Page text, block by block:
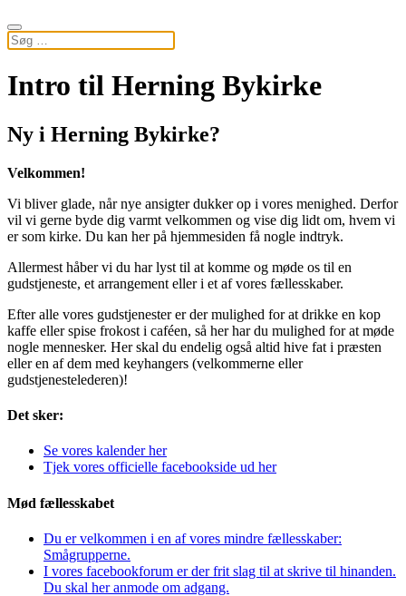
Intro til Herning Bykirke
Ny i Herning Bykirke?
Velkommen!
Vi bliver glade, når nye ansigter dukker op i vores menighed. Derfor
vil vi gerne byde dig varmt velkommen og vise dig lidt om, hvem vi
er som kirke. Du kan her på hjemmesiden få nogle indtryk.
Allermest håber vi du har lyst til at komme og møde os til en
gudstjeneste, et arrangement eller i et af vores fællesskaber.
Efter alle vores gudstjenester er der mulighed for at drikke en kop
kaffe eller spise frokost i caféen, så her har du mulighed for at møde
nogle mennesker. Her skal du endelig også altid hive fat i præsten
eller en af dem med keyhangers (velkommerne eller
gudstjenestelederen)!
Det sker:
Se vores kalender her
Tjek vores officielle facebookside ud her
Mød fællesskabet
Du er velkommen i en af vores mindre fællesskaber:
Smågrupperne.
I vores facebookforum er der frit slag til at skrive til hinanden.
Du skal her anmode om adgang.